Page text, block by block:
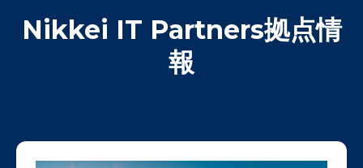
Nikkei IT Partners拠点情
報